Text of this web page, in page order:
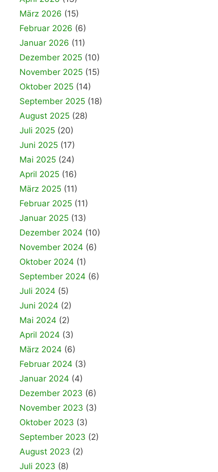
März 2026 (15)
Februar 2026 (6)
Januar 2026 (11)
Dezember 2025 (10)
November 2025 (15)
Oktober 2025 (14)
September 2025 (18)
August 2025 (28)
Juli 2025 (20)
Juni 2025 (17)
Mai 2025 (24)
April 2025 (16)
März 2025 (11)
Februar 2025 (11)
Januar 2025 (13)
Dezember 2024 (10)
November 2024 (6)
Oktober 2024 (1)
September 2024 (6)
Juli 2024 (5)
Juni 2024 (2)
Mai 2024 (2)
April 2024 (3)
März 2024 (6)
Februar 2024 (3)
Januar 2024 (4)
Dezember 2023 (6)
November 2023 (3)
Oktober 2023 (3)
September 2023 (2)
August 2023 (2)
Juli 2023 (8)